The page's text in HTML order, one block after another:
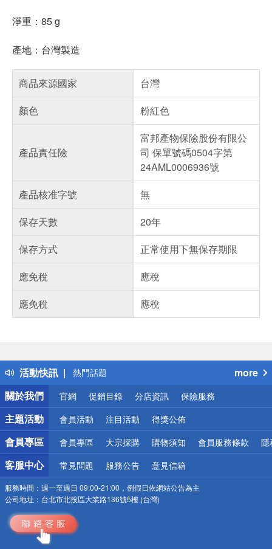
淨重：85 g
產地：台灣製造
商品來源國家
台灣
顏色
粉紅色
產品責任險
富邦產物保險股份有限公
司 保單號碼0504字第
24AML0006936號
產品核准字號
無
保存天數
20年
保存方式
正常使用下無保存期限
應免稅
應稅
應免稅
應稅
活動快訊
得獎公告
熱門話題
銀行優惠
偏遠地區配送
詐騙網頁！請小心！
more
關於我們
官網 促銷目錄 分店資訊 保險服務
主題活動 會員活動 注目活動 得獎公佈
會員專區 會員專區 大宗採購 購物須知 會員服務條款 隱
客服中心 常見問題 服務公告 意見信箱
服務時間： 週一至週日 09:00-21:00，例假日依網站公告為主
公司地址： 台北市北投區大業路136號5樓 (台灣)